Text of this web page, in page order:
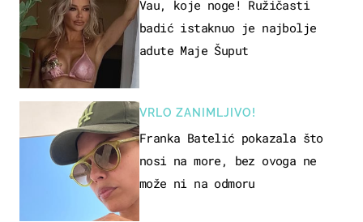
Vau, koje noge! Ružičasti
badić istaknuo je najbolje
adute Maje Šuput
VRLO ZANIMLJIVO!
Franka Batelić pokazala što
nosi na more, bez ovoga ne
može ni na odmoru